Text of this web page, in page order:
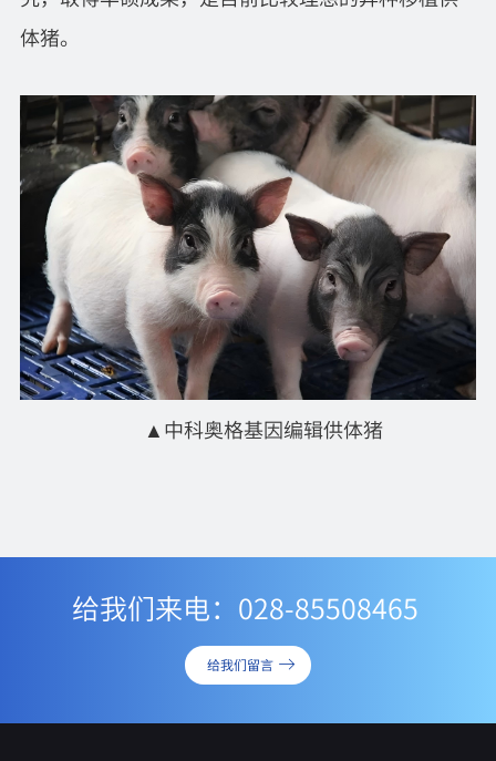
体猪。
▲中科奥格基因编辑供体猪
给我们来电：028-85508465
给我们留言